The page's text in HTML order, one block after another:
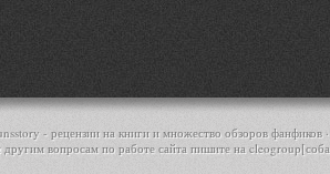
- рецензии на книги и множество обзоров фанфиков ·
вопросам по работе сайта пишите на